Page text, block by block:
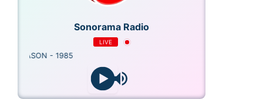
Sonorama Radio
LIVE
- 1985